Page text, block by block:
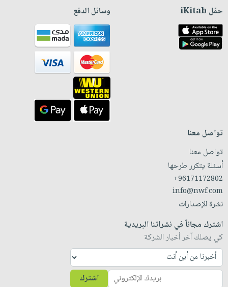
حمّل iKitab وسائل الدفع
تواصل معنا
تواصل معنا
أسئلة يتكرر طرحها
+96171172802
info@nwf.com
نشرة الإصدارات
اشترك مجاناً في نشراتنا البريدية
كي يصلك آخر أخبار الشركة
اشترك